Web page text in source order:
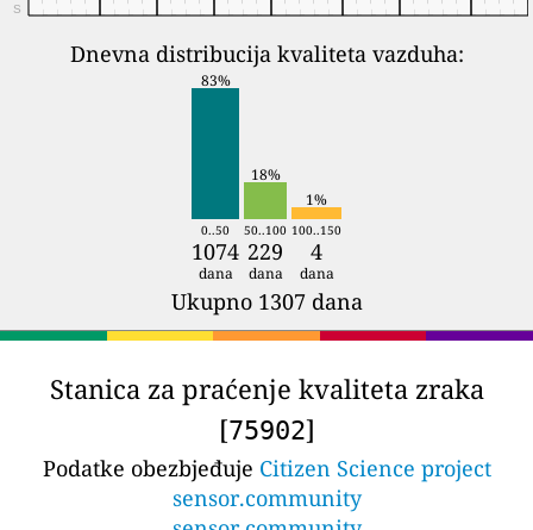
S
Dnevna distribucija kvaliteta vazduha:
83%
18%
1%
0..50 50..100 100..150
1074 229 4
dana dana dana
Ukupno 1307 dana
Stanica za praćenje kvaliteta zraka
[75902]
Podatke obezbjeđuje Citizen Science project
sensor.community